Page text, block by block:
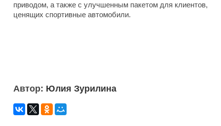
приводом, а также с улучшенным пакетом для клиентов,
ценящих спортивные автомобили.
Автор: Юлия Зурилина